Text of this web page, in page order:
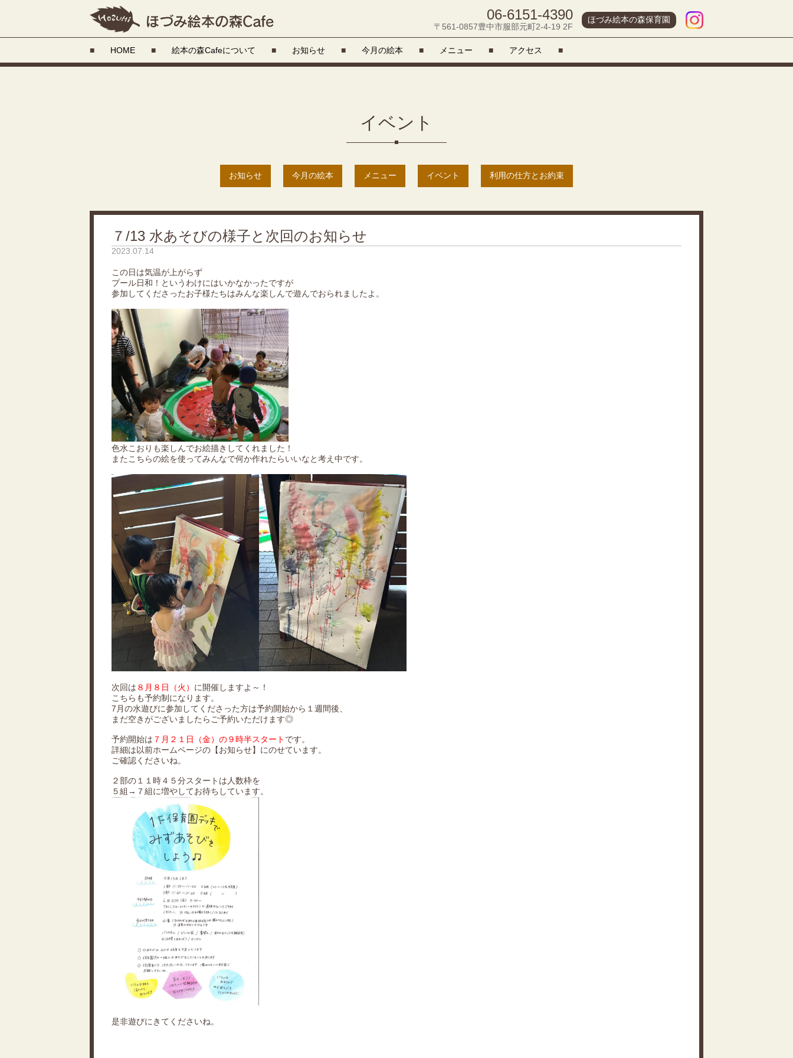
06-6151-4390
〒561-0857豊中市服部元町2-4-19 2F
ほづみ絵本の森保育園
■ HOME ■ 絵本の森Cafeについて ■ お知らせ ■ 今月の絵本 ■ メニュー ■ アクセス ■
イベント
お知らせ 今月の絵本 メニュー イベント 利用の仕方とお約束
７/13 水あそびの様子と次回のお知らせ
2023.07.14
この日は気温が上がらず
プール日和！というわけにはいかなかったですが
参加してくださったお子様たちはみんな楽しんで遊んでおられましたよ。
色水こおりも楽しんでお絵描きしてくれました！
またこちらの絵を使ってみんなで何か作れたらいいなと考え中です。
次回は ８月８日（火） に開催しますよ～！
こちらも予約制になります。
7月の水遊びに参加してくださった方は予約開始から１週間後、
まだ空きがございましたらご予約いただけます◎
予約開始は ７月２１日（金）の９時半スタート です。
詳細は以前ホームページの【お知らせ】にのせています。
ご確認くださいね。
２部の１１時４５分スタートは人数枠を
５組→７組に増やしてお待ちしています。
是非遊びにきてくださいね。